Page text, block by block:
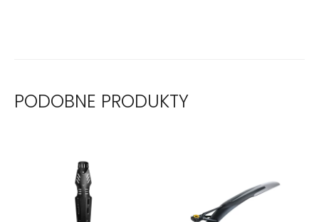
PODOBNE PRODUKTY